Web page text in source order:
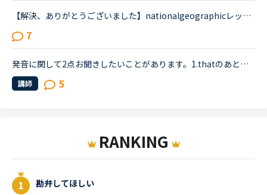
【解決、ありがとうございました】nationalgeographicレッスン中にも質問しましたが、どうしても分からないので教えてください★誤字があったら申し訳ありませんFARTAL ATTRACTIONパラグラフCThere are three smal...
7
発音に関して2点お聞きしたいことがあります。1.thatのあとにthのものが来ると発音が難しいくて、0.5倍速で聴いてもどう発音しているのがよくわらなく、発音のコツを聞きたいです。例えば、Callan7pp511if we say...
講師 5
RANKING
勘弁してほしい